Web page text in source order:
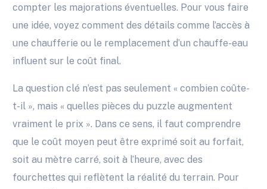
compter les majorations éventuelles. Pour vous faire
une idée, voyez comment des détails comme l’accès à
une chaufferie ou le remplacement d’un chauffe-eau
influent sur le coût final.
La question clé n’est pas seulement « combien coûte-
t-il », mais « quelles pièces du puzzle augmentent
vraiment le prix ». Dans ce sens, il faut comprendre
que le coût moyen peut être exprimé soit au forfait,
soit au mètre carré, soit à l’heure, avec des
fourchettes qui reflètent la réalité du terrain. Pour